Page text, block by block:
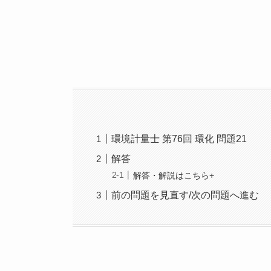
環境計量士 第76回 環化 問題21
解答
解答・解説はこちら+
前の問題を見直す/次の問題へ進む